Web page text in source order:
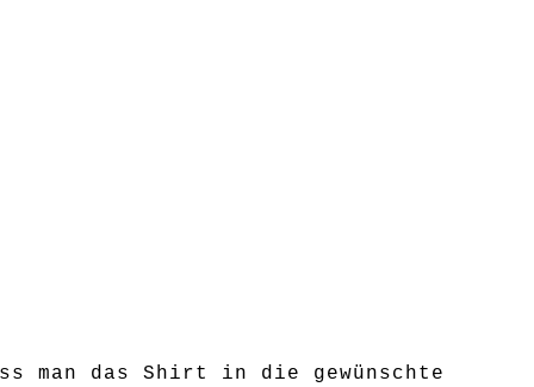
man das Shirt in die gewünschte